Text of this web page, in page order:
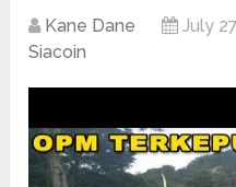
Kane Dane July
Siacoin